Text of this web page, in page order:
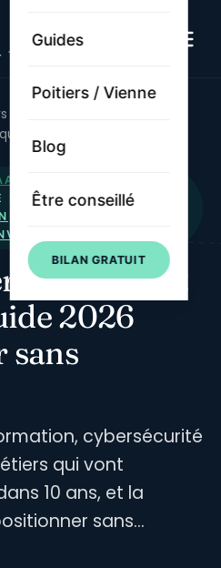
TRAJECTOIRE
Guides
Poitiers / Vienne
Blog
Être conseillé
BILAN GRATUIT
survivront à l'IA ? Le guide
22 MAI 2026·
survivront
2026
sans
cybersécurité
qui vont
10 ans, et la
sans…